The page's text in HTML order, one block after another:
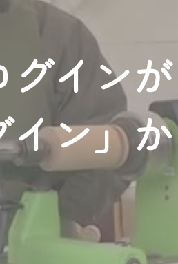
イン
ン」
必要となります。
くためのIDです。